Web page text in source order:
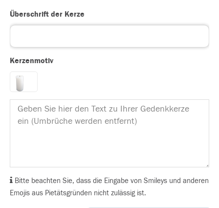
Überschrift der Kerze
Kerzenmotiv
Bitte beachten Sie, dass die Eingabe von Smileys und anderen
Emojis aus Pietätsgründen nicht zulässig ist.